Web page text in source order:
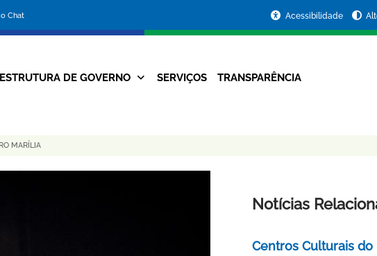
Chat
da
Prefeitura
Acessibilidade
Navegação
ESTRUTURA DE GOVERNO SERVIÇOS TRANSPARÊNCIA
MARÍLIA
Notícias
Centros Culturais do